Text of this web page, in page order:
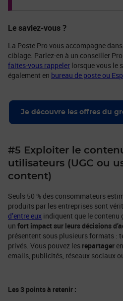
Le saviez-vous ?
La Poste Pro vous accompagne
ciblage. Parlez-en à un conseiller
faites-vous rappeler lorsque vous le
également en bureau de poste ou
Je découvre les offres du
#5 Exploiter le
utilisateurs (UGC ou
content)
Seuls 50 % des consommateurs
produits par les entreprises sont
d’entre eux indiquent que le contenu
un fort impact sur leurs décisions
présentent sous plusieurs formats :
privés. Vous pouvez les repartager
emails, publicités, réseaux sociaux
Les 3 points à retenir :